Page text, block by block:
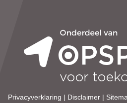
Privacyverklaring | Disclaimer |